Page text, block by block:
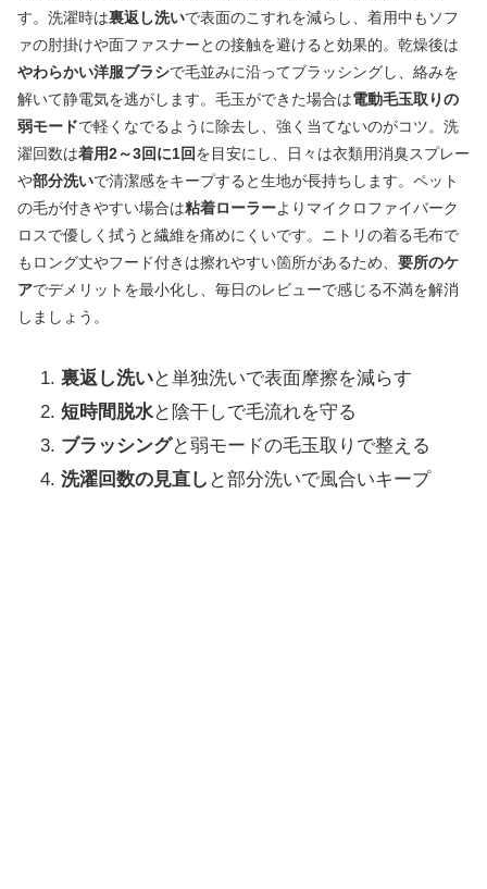
す。洗濯時は裏返し洗いで表面のこすれを減らし、着用中もソフ
ァの肘掛けや面ファスナーとの接触を避けると効果的。乾燥後は
やわらかい洋服ブラシで毛並みに沿ってブラッシングし、絡みを
解いて静電気を逃がします。毛玉ができた場合は電動毛玉取りの
弱モードで軽くなでるように除去し、強く当てないのがコツ。洗
濯回数は着用2～3回に1回を目安にし、日々は衣類用消臭スプレー
や部分洗いで清潔感をキープすると生地が長持ちします。ペット
の毛が付きやすい場合は粘着ローラーよりマイクロファイバーク
ロスで優しく拭うと繊維を痛めにくいです。ニトリの着る毛布で
もロング丈やフード付きは擦れやすい箇所があるため、 要所のケ
アでデメリットを最小化し、毎日のレビューで感じる不満を解消
しましょう。
裏返し洗いと単独洗いで表面摩擦を減らす
短時間脱水と陰干しで毛流れを守る
ブラッシングと弱モードの毛玉取りで整える
洗濯回数の見直し と部分洗いで風合いキープ